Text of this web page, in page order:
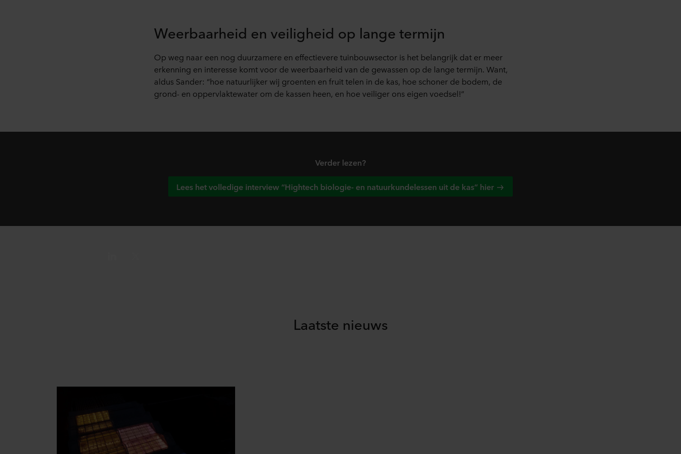
Over ons gebruik van cookies kunt u meer lezen in de rubriek ‘Over ons’, en over de verwerking van persoonsgegevens
Privacy statements . Daarin staat ook welk specifiek ROCKWOOL-bedrijf de verwerkingsverantwoordelijke is
Weerbaarheid en veiligheid op lange termijn
Op weg naar een nog duurzamere en effectievere tuinbouwsector is het belangrijk dat er meer
erkenning en interesse komt voor de weerbaarheid van de gewassen op de lange termijn. Want,
aldus Sander: “hoe natuurlijker wij groenten en fruit telen in de kas, hoe schoner de bodem, de
grond- en oppervlaktewater om de kassen heen, en hoe veiliger ons eigen voedsel!”
Verder lezen?
Lees het volledige interview “Hightech biologie- en natuurkundelessen uit de kas” hier
Laatste nieuws